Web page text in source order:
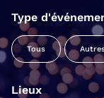
Type
Tous
Lieux